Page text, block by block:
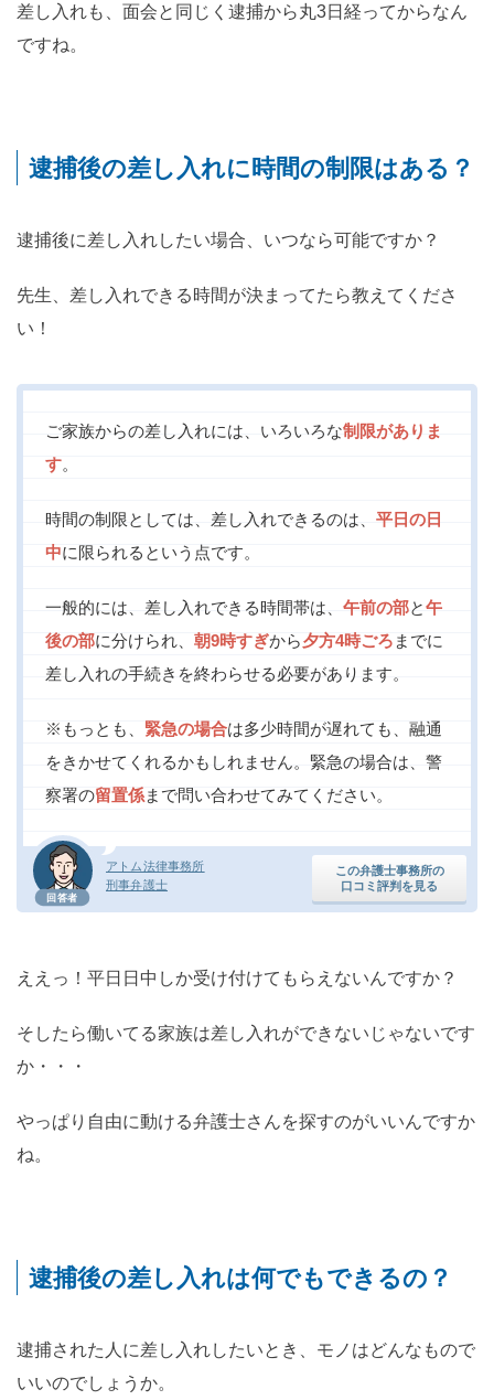
差し入れも、面会と同じく逮捕から丸3日経ってからなん
ですね。
逮捕後の差し入れに時間の制限はある？
逮捕後に差し入れしたい場合、いつなら可能ですか？
先生、差し入れできる時間が決まってたら教えてくださ
い！
回答者
アトム法律事務所
刑事弁護士
この弁護士事務所の
口コミ評判を見る
ご家族からの差し入れには、いろいろな制限がありま
す。
時間の制限としては、差し入れできるのは、 平日の日
中に限られるという点です。
一般的には、差し入れできる時間帯は、 午前の部と午
後の部に分けられ、 朝9時すぎから夕方4時ごろ までに
差し入れの手続きを終わらせる必要があります。
※もっとも、 緊急の場合は多少時間が遅れても、融通
をきかせてくれるかもしれません。緊急の場合は、警
察署の留置係まで問い合わせてみてください。
ええっ！平日日中しか受け付けてもらえないんですか？
そしたら働いてる家族は差し入れができないじゃないです
か・・・
やっぱり自由に動ける弁護士さんを探すのがいいんですか
ね。
逮捕後の差し入れは何でもできるの？
逮捕された人に差し入れしたいとき、モノはどんなもので
いいのでしょうか。